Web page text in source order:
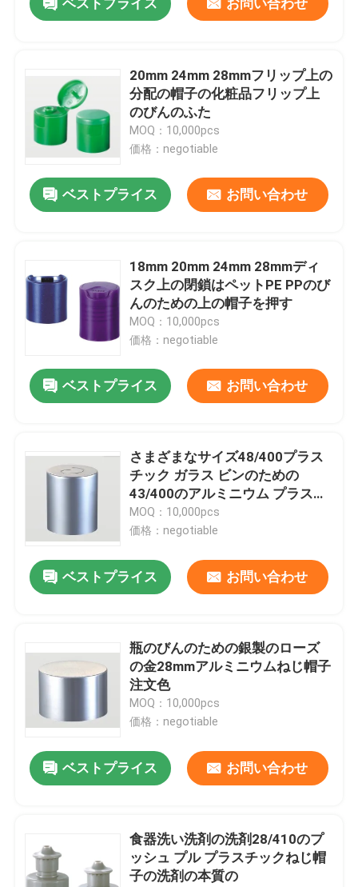
ベストプライス お問い合わせ
20mm 24mm 28mmフリップ上の
分配の帽子の化粧品フリップ上
のびんのふた
MOQ：10,000pcs
価格：negotiable
ベストプライス お問い合わせ
18mm 20mm 24mm 28mmディ
スク上の閉鎖はペットPE PPのび
んのための上の帽子を押す
MOQ：10,000pcs
価格：negotiable
ベストプライス お問い合わせ
さまざまなサイズ48/400プラス
チック ガラス ビンのための
43/400のアルミニウム プラスチ
ックねじ帽子
MOQ：10,000pcs
価格：negotiable
ベストプライス お問い合わせ
瓶のびんのための銀製のローズ
の金28mmアルミニウムねじ帽子
注文色
MOQ：10,000pcs
価格：negotiable
ベストプライス お問い合わせ
食器洗い洗剤の洗剤28/410のプ
ッシュ プル プラスチックねじ帽
子の洗剤の本質の